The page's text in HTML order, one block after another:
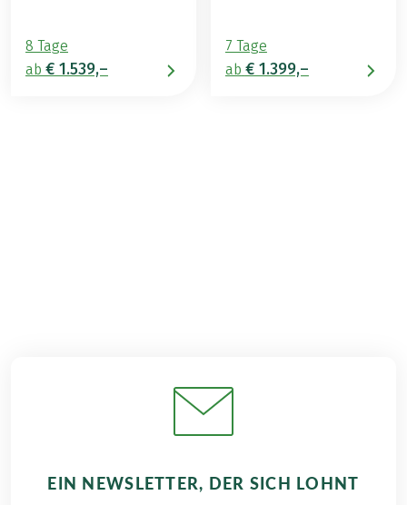
8 Tage
ab € 1.539,–
7 Tage
ab € 1.399,–
EIN NEWSLETTER, DER SICH LOHNT